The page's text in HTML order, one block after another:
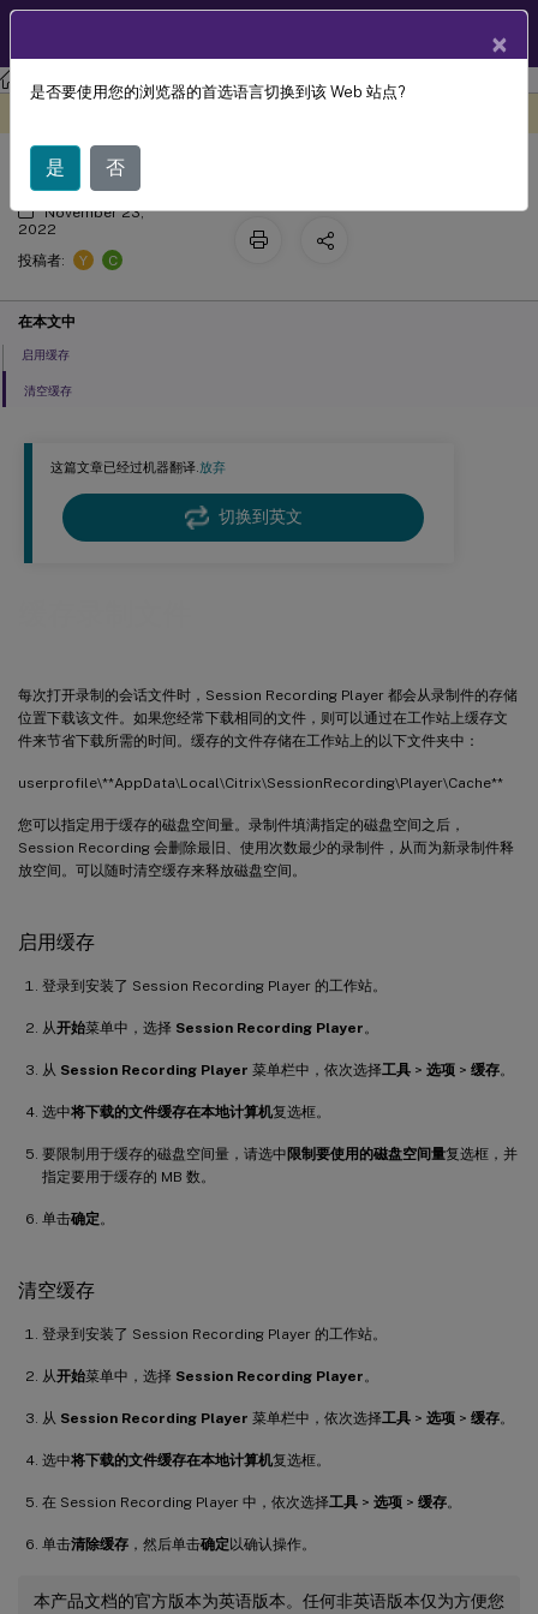
Session Recording Session Recording 2112
这篇文章已经过机器翻译.放弃
切换到英文
每次打开录制的会话文件时，Session Recording Player 都会从录制件的存储
位置下载该文件。如果您经常下载相同的文件，则可以通过在工作站上缓存文
件来节省下载所需的时间。缓存的文件存储在工作站上的以下文件夹中：
userprofile\**AppData\Local\Citrix\SessionRecording\Player\Cache**
您可以指定用于缓存的磁盘空间量。录制件填满指定的磁盘空间之后，
Session Recording 会删除最旧、使用次数最少的录制件，从而为新录制件释
放空间。可以随时清空缓存来释放磁盘空间。
启用缓存
登录到安装了 Session Recording Player 的工作站。
从开始菜单中，选择 Session Recording Player 。
从 Session Recording Player 菜单栏中，依次选择工具 > 选项 > 缓存。
选中将下载的文件缓存在本地计算机复选框。
要限制用于缓存的磁盘空间量，请选中限制要使用的磁盘空间量复选框，并
指定要用于缓存的 MB 数。
单击确定 。
清空缓存
登录到安装了 Session Recording Player 的工作站。
从开始菜单中，选择 Session Recording Player 。
从 Session Recording Player 菜单栏中，依次选择工具 > 选项 > 缓存。
选中将下载的文件缓存在本地计算机复选框。
在 Session Recording Player 中，依次选择工具 > 选项 > 缓存。
单击清除缓存 ，然后单击确定以确认操作。
本产品文档的官方版本为英语版本。任何非英语版本仅为方便您
缓存录制文件
November 23,
2022
投稿者:
Y C
在本文中
启用缓存
清空缓存
×
是否要使用您的浏览器的首选语言切换到该 Web 站点?
是 否